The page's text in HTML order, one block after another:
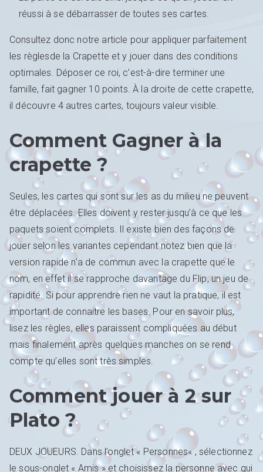
réussi à se débarrasser de toutes ses cartes.
Consultez donc notre article pour appliquer parfaitement
les règlesde la Crapette et y jouer dans des conditions
optimales. Déposer ce roi, c’est-à-dire terminer une
famille, fait gagner 10 points. À la droite de cette crapette,
il découvre 4 autres cartes, toujours valeur visible.
Comment Gagner à la
crapette ?
Seules, les cartes qui sont sur les as du milieu ne peuvent
être déplacées. Elles doivent y rester jusqu’à ce que les
paquets soient complets. Il existe bien des façons de
jouer selon les variantes cependant notez bien que la
version rapide n’a de commun avec la crapette que le
nom, en effet il se rapproche davantage du Flip, un jeu de
rapidité. Si pour apprendre rien ne vaut la pratique, il est
important de connaitre les bases. Pour en savoir plus,
lisez les règles, elles paraissent compliquées au début
mais finalement après quelques manches on se rend
compte qu’elles sont très simples.
Comment jouer à 2 sur
Plato ?
DEUX JOUEURS. Dans l’onglet « Personnes« , sélectionnez
le sous-onglet « Amis » et choisissez la personne avec qui